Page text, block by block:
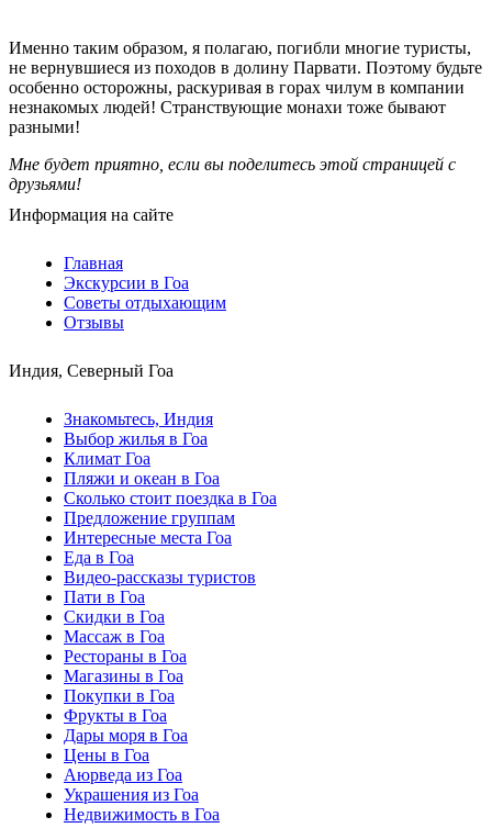
Именно таким образом, я полагаю, погибли многие туристы,
не вернувшиеся из походов в долину Парвати. Поэтому будьте
особенно осторожны, раскуривая в горах чилум в компании
незнакомых людей! Странствующие монахи тоже бывают
разными!
Мне будет приятно, если вы поделитесь этой страницей с
друзьями!
Информация на сайте
Главная
Экскурсии в Гоа
Советы отдыхающим
Отзывы
Индия, Северный Гоа
Знакомьтесь, Индия
Выбор жилья в Гоа
Климат Гоа
Пляжи и океан в Гоа
Сколько стоит поездка в Гоа
Предложение группам
Интересные места Гоа
Еда в Гоа
Видео-рассказы туристов
Пати в Гоа
Скидки в Гоа
Массаж в Гоа
Рестораны в Гоа
Магазины в Гоа
Покупки в Гоа
Фрукты в Гоа
Дары моря в Гоа
Цены в Гоа
Аюрведа из Гоа
Украшения из Гоа
Недвижимость в Гоа